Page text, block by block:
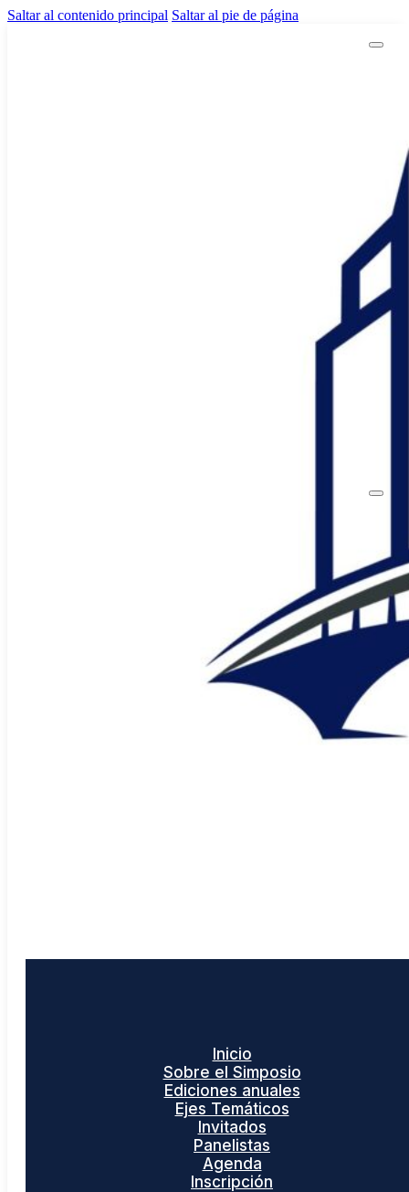
Saltar al contenido principal Saltar al pie de página
Inicio
Sobre el Simposio
Ediciones anuales
Ejes Temáticos
Invitados
Panelistas
Agenda
Inscripción